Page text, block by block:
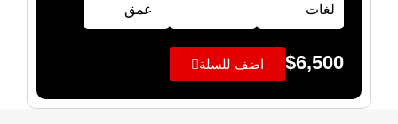
لغات
عمق
$6,500 اضف للسلة